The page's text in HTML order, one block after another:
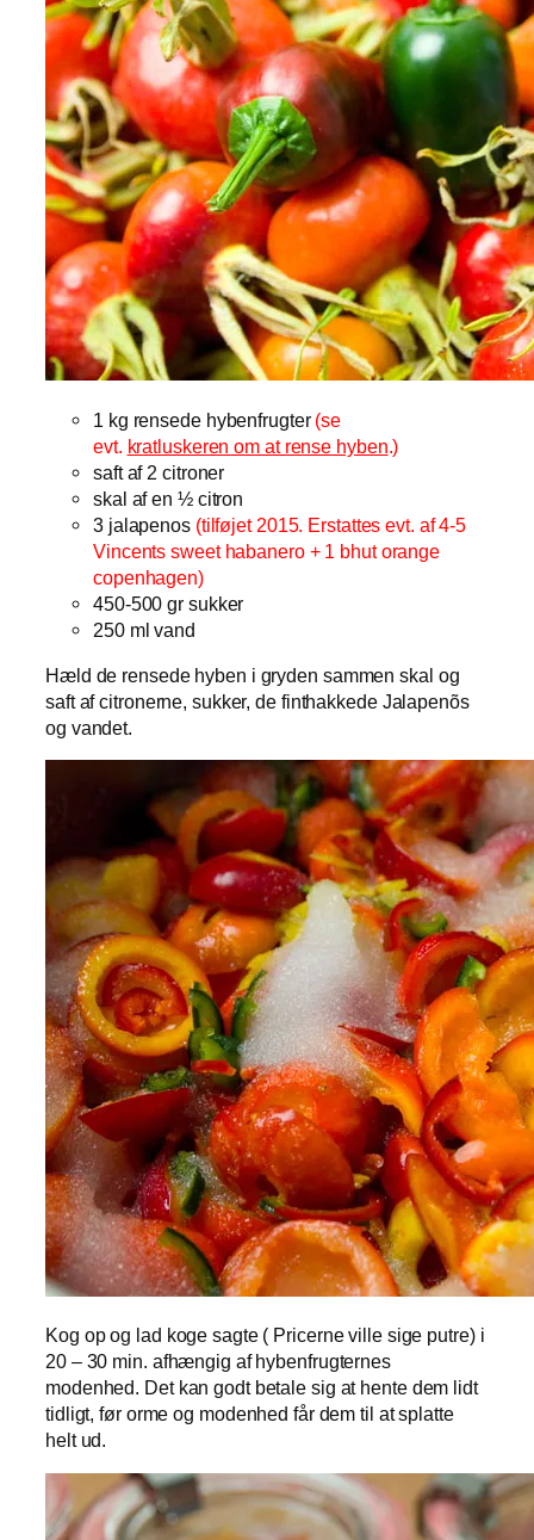
1 kg rensede hybenfrugter (se
evt. kratluskeren om at rense hyben.)
saft af 2 citroner
skal af en ½ citron
3 jalapenos (tilføjet 2015. Erstattes evt. af 4-5
Vincents sweet habanero + 1 bhut orange
copenhagen)
450-500 gr sukker
250 ml vand
Hæld de rensede hyben i gryden sammen skal og
saft af citronerne, sukker, de finthakkede Jalapenõs
og vandet.
Kog op og lad koge sagte ( Pricerne ville sige putre) i
20 – 30 min. afhængig af hybenfrugternes
modenhed. Det kan godt betale sig at hente dem lidt
tidligt, før orme og modenhed får dem til at splatte
helt ud.